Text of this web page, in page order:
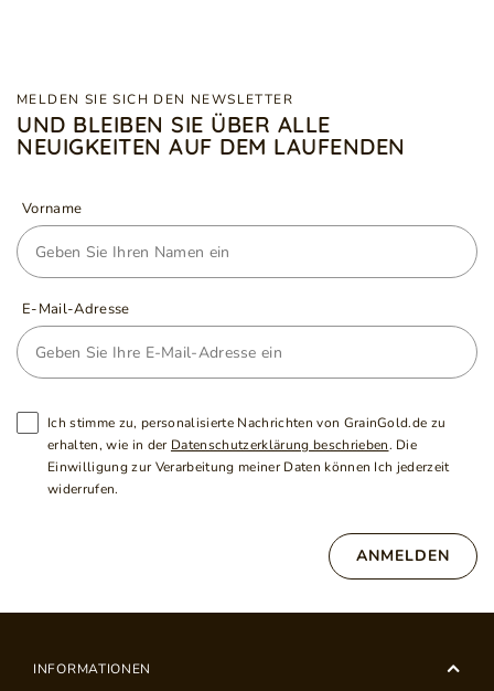
MELDEN SIE SICH DEN NEWSLETTER
UND BLEIBEN SIE ÜBER ALLE
NEUIGKEITEN AUF DEM LAUFENDEN
Vorname
E-Mail-Adresse
Ich stimme zu, personalisierte Nachrichten von GrainGold.de zu
erhalten, wie in der Datenschutzerklärung beschrieben. Die
Einwilligung zur Verarbeitung meiner Daten können Ich jederzeit
widerrufen.
ANMELDEN
INFORMATIONEN